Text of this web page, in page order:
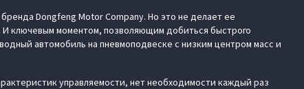
Dongfeng Motor Company. Но это не делает ее
И ключевым моментом, позволяющим добиться быстрого
автомобиль на пневмоподвеске с низким центром масс и
управляемости, нет необходимости каждый раз